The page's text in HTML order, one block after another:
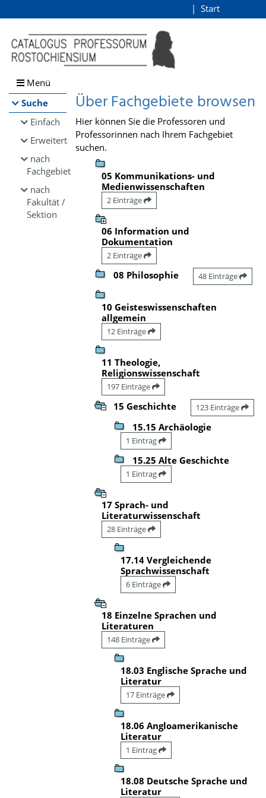
Browsen
direkt zum Inhalt
Start
Menü
Suche
Einfach
Erweitert
nach
Fachgebiet
nach
Fakultät /
Sektion
Über Fachgebiete browsen
Hier können Sie die Professoren und
Professorinnen nach Ihrem Fachgebiet
suchen.
05 Kommunikations- und
Medienwissenschaften
2 Einträge
06 Information und
Dokumentation
2 Einträge
08 Philosophie 48 Einträge
10 Geisteswissenschaften
allgemein
12 Einträge
11 Theologie,
Religionswissenschaft
197 Einträge
15 Geschichte 123 Einträge
15.15 Archäologie
1 Eintrag
15.25 Alte Geschichte
1 Eintrag
17 Sprach- und
Literaturwissenschaft
28 Einträge
17.14 Vergleichende
Sprachwissenschaft
6 Einträge
18 Einzelne Sprachen und
Literaturen
148 Einträge
18.03 Englische Sprache und
Literatur
17 Einträge
18.06 Angloamerikanische
Literatur
1 Eintrag
18.08 Deutsche Sprache und
Literatur